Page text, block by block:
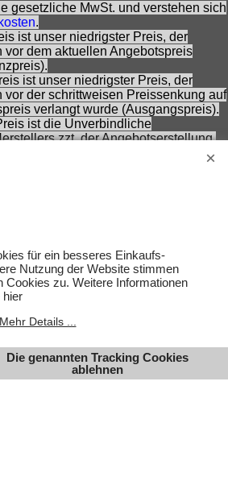
gesetzliche MwSt. und verstehen sich
.
ist unser niedrigster Preis, der
vor dem aktuellen Angebotspreis
ist unser niedrigster Preis, der
vor der schrittweisen Preissenkung auf
verlangt wurde (Ausgangspreis).
ist die Unverbindliche
zzt. der Angebotserstellung.
ähnlich sein. Abgebildetes
Lieferumfang. Eingetragene
sind Eigentum des jeweiligen
Zwischenverkauf vorbehalten.
für ein besseres Einkaufs-
Nutzung der Website stimmen
Cookies zu. Weitere Informationen
hier
Mehr Details ...
Die genannten Tracking Cookies
ablehnen